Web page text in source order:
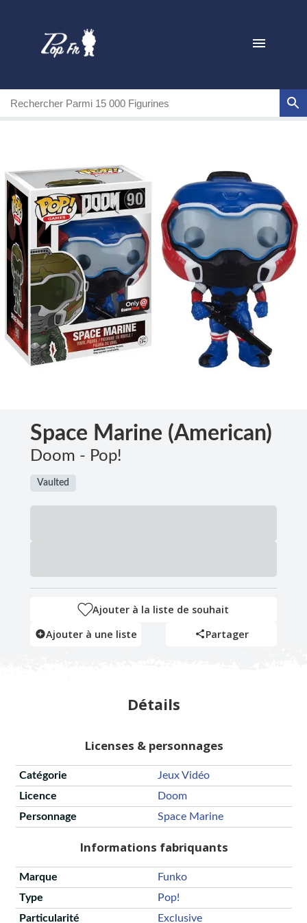
Space Marine (American)
Doom - Pop!
Vaulted
Ajouter à la liste de souhait
Ajouter à une liste
Partager
Détails
Licenses & personnages
Catégorie
Jeux Vidéo
Licence
Doom
Personnage
Space Marine
Informations fabriquants
Marque
Funko
Type
Pop!
Particularité
Exclusive